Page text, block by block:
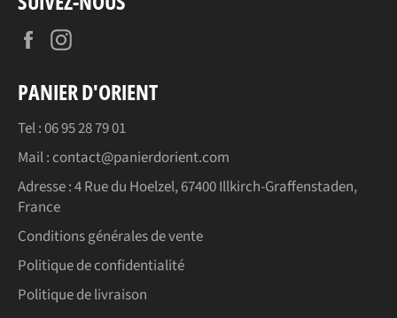
Facebook
PANIER D'ORIENT
Tel : 06 95 28 79 01
Mail : contact@panierdorient.com
Adresse :4 Rue du Hoelzel, 67400 Illkirch-Graffenstaden,
France
Conditions générales de vente
Politique de confidentialité
Politique de livraison